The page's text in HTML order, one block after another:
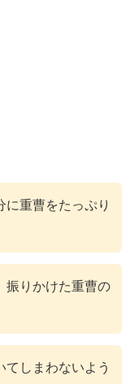
重曹をたっぷり
振りかけた重曹の
しまわないよう